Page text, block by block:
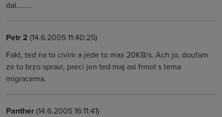
dal........
Petr 2 (14.6.2005 11:40:25)
Fakt, ted na to civim a jede to max 20KB/s. Ach jo, doufam
ze to brzo spravi, preci jen ted maj asi frmol s tema
migracema.
Panther(14.6.2005 16:11:41)